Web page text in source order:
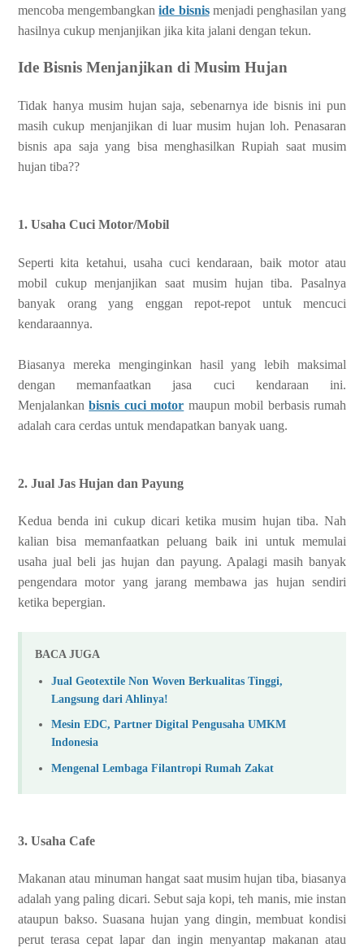
mencoba mengembangkanide bisnismenjadi penghasilan yang
hasilnya cukup menjanjikan jika kita jalani dengan tekun.
Ide Bisnis Menjanjikan di Musim Hujan
Tidak hanya musim hujan saja, sebenarnya ide bisnis ini pun
masih cukup menjanjikan di luar musim hujan loh. Penasaran
bisnis apa saja yang bisa menghasilkan Rupiah saat musim
hujan tiba??
1. Usaha Cuci Motor/Mobil
Seperti kita ketahui, usaha cuci kendaraan, baik motor atau
mobil cukup menjanjikan saat musim hujan tiba. Pasalnya
banyak orang yang enggan repot-repot untuk mencuci
kendaraannya.
Biasanya mereka menginginkan hasil yang lebih maksimal
dengan memanfaatkan jasa cuci kendaraan ini.
Menjalankanbisnis cuci motor maupun mobil berbasis rumah
adalah cara cerdas untuk mendapatkan banyak uang.
2. Jual Jas Hujan dan Payung
Kedua benda ini cukup dicari ketika musim hujan tiba. Nah
kalian bisa memanfaatkan peluang baik ini untuk memulai
usaha jual beli jas hujan dan payung. Apalagi masih banyak
pengendara motor yang jarang membawa jas hujan sendiri
ketika bepergian.
BACA JUGA
Jual Geotextile Non Woven Berkualitas Tinggi,
Langsung dari Ahlinya!
Mesin EDC, Partner Digital Pengusaha UMKM
Indonesia
Mengenal Lembaga Filantropi Rumah Zakat
3. Usaha Cafe
Makanan atau minuman hangat saat musim hujan tiba, biasanya
adalah yang paling dicari. Sebut saja kopi, teh manis, mie instan
ataupun bakso. Suasana hujan yang dingin, membuat kondisi
perut terasa cepat lapar dan ingin menyantap makanan atau